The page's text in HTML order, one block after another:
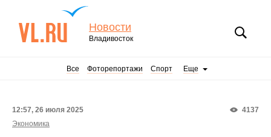
Новости
Владивосток
Все Фоторепортажи Спорт Еще
4137
12:57, 26 июля 2025
Экономика